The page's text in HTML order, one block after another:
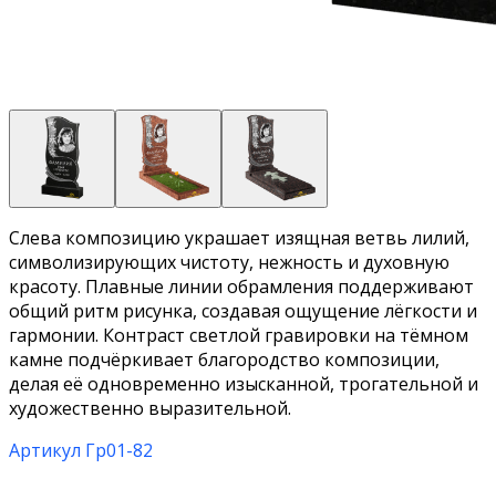
Слева композицию украшает изящная ветвь лилий,
символизирующих чистоту, нежность и духовную
красоту. Плавные линии обрамления поддерживают
общий ритм рисунка, создавая ощущение лёгкости и
гармонии. Контраст светлой гравировки на тёмном
камне подчёркивает благородство композиции,
делая её одновременно изысканной, трогательной и
художественно выразительной.
Артикул Гр01-82